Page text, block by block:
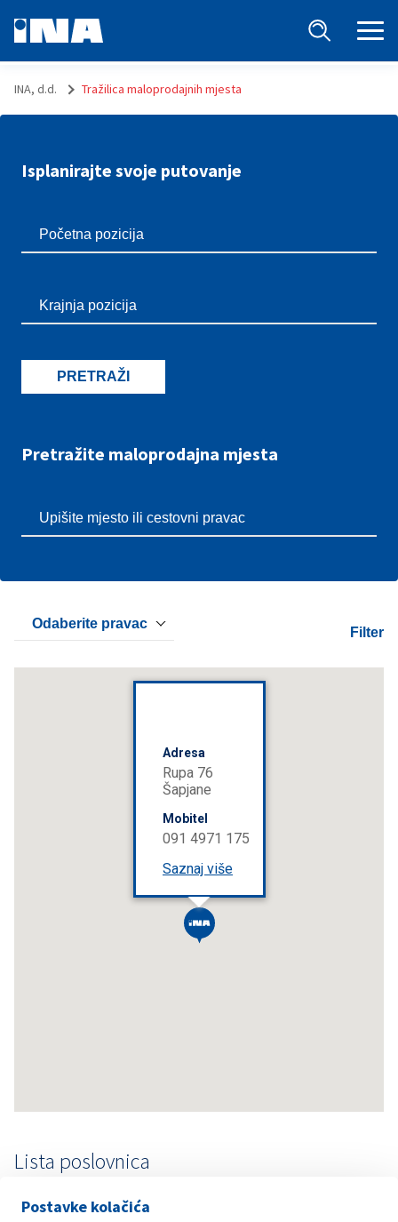
Postavke kolačića
INA, d.d. Tražilica maloprodajnih mjesta
Pretražite maloprodajna mjesta
Isplanirajte svoje putovanje
PRETRAŽI
Lista poslovnica
Odaberite pravac
Filter
Adresa
Rupa 76
Šapjane
Mobitel
091 4971 175
Saznaj više